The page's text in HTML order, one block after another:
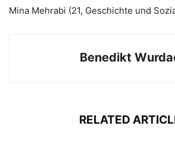
Mina Mehrabi (21, Geschichte und
Benedikt
RELATED